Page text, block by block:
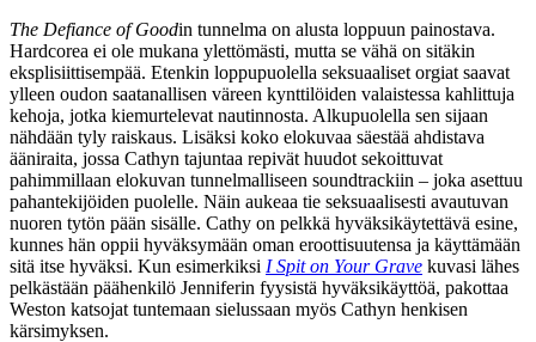
The Defiance of Goodin tunnelma on alusta loppuun painostava.
Hardcorea ei ole mukana ylettömästi, mutta se vähä on sitäkin
eksplisiittisempää. Etenkin loppupuolella seksuaaliset orgiat saavat
ylleen oudon saatanallisen väreen kynttilöiden valaistessa kahlittuja
kehoja, jotka kiemurtelevat nautinnosta. Alkupuolella sen sijaan
nähdään tyly raiskaus. Lisäksi koko elokuvaa säestää ahdistava
ääniraita, jossa Cathyn tajuntaa repivät huudot sekoittuvat
pahimmillaan elokuvan tunnelmalliseen soundtrackiin – joka asettuu
pahantekijöiden puolelle. Näin aukeaa tie seksuaalisesti avautuvan
nuoren tytön pään sisälle. Cathy on pelkkä hyväksikäytettävä esine,
kunnes hän oppii hyväksymään oman eroottisuutensa ja käyttämään
sitä itse hyväksi. Kun esimerkiksi I Spit on Your Grave kuvasi lähes
pelkästään päähenkilö Jenniferin fyysistä hyväksikäyttöä, pakottaa
Weston katsojat tuntemaan sielussaan myös Cathyn henkisen
kärsimyksen.